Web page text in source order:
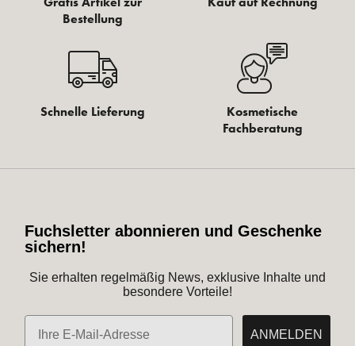
Bestellung
Schnelle Lieferung
Kosmetische
Fachberatung
Fuchsletter abonnieren und Geschenke
sichern!
Sie erhalten regelmäßig News, exklusive Inhalte und
besondere Vorteile!
E-Mail
ANMELDEN